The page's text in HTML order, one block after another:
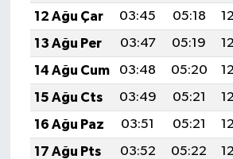
12 Ağu Çar
03:45 05:18
13 Ağu Per
03:47 05:19
14 Ağu Cum
03:48 05:20
15 Ağu Cts
03:49 05:21
16 Ağu Paz
03:51 05:21
17 Ağu Pts
03:52 05:22